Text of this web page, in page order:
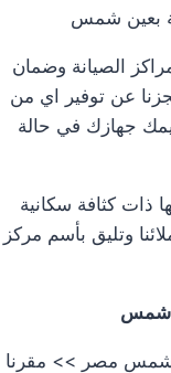
بعين شمس
الصيانة وضمان
عن توفير اي من
جهازك في حالة
ذات كثافة سكانية
وتليق بأسم مركز
شمس
شمس مصر >> مقرنا